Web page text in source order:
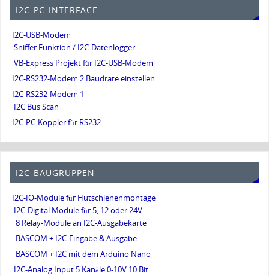
I2C-PC-INTERFACE
I2C-USB-Modem
Sniffer Funktion / I2C-Datenlogger
VB-Express Projekt für I2C-USB-Modem
I2C-RS232-Modem 2 Baudrate einstellen
I2C-RS232-Modem 1
I2C Bus Scan
I2C-PC-Koppler für RS232
I2C-BAUGRUPPEN
I2C-IO-Module für Hutschienenmontage
I2C-Digital Module für 5, 12 oder 24V
8 Relay-Module an I2C-Ausgabekarte
BASCOM + I2C-Eingabe & Ausgabe
BASCOM + I2C mit dem Arduino Nano
I2C-Analog Input 5 Kanäle 0-10V 10 Bit